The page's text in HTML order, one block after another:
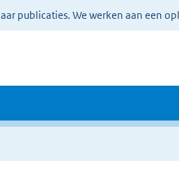
publicaties. We werken aan een